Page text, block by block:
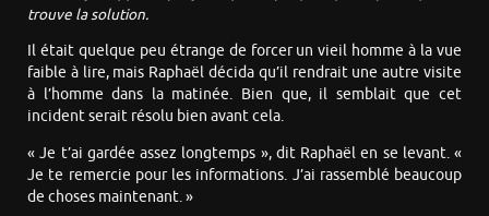
trouve la solution.
Il était quelque peu étrange de forcer un vieil homme à la vue
faible à lire, mais Raphaël décida qu’il rendrait une autre visite
à l’homme dans la matinée. Bien que, il semblait que cet
incident serait résolu bien avant cela.
« Je t’ai gardée assez longtemps », dit Raphaël en se levant. «
Je te remercie pour les informations. J’ai rassemblé beaucoup
de choses maintenant. »